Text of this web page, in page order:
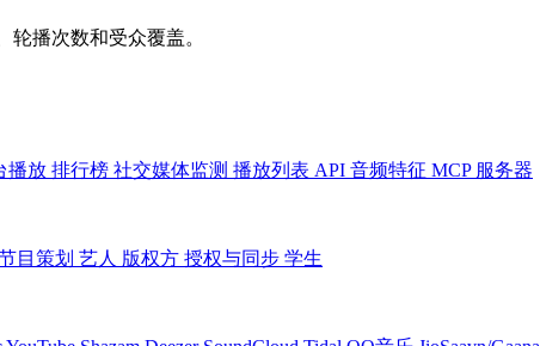
播次数和受众覆盖。
播放 排行榜 社交媒体监测 播放列表 API 音频特征 MCP 服务器
目策划 艺人 版权方 授权与同步 学生